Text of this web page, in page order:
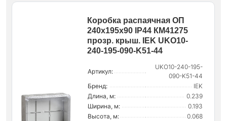
Коробка распаячная ОП
240х195х90 IP44 КМ41275
прозр. крыш. IEK UKO10-
240-195-090-K51-44
Артикул:
UKO10-240-195-
090-K51-44
Бренд:
IEK
Длина, м:
0.239
Ширина, м:
0.193
Высота, м:
0.068